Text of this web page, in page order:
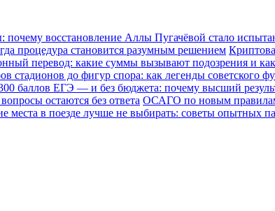
почему восстановление Аллы Пугачёвой стало
процедура становится разумным решением
перевод: какие суммы вызывают подозрения и
стадионов до фигур спора: как легенды советского
баллов ЕГЭ — и без бюджета: почему высший
остаются без ответа ОСАГО по новым правилам:
места в поезде лучше не выбирать: советы опытных